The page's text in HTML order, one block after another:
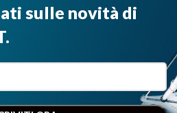
sulle novità di